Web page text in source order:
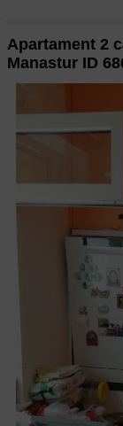
Apartament 2
Manastur ID